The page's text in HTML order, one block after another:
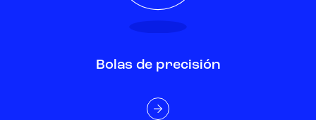
Bolas de precisión